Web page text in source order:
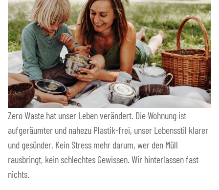
Zero Waste hat unser Leben verändert. Die Wohnung ist
aufgeräumter und nahezu Plastik-frei, unser Lebensstil klarer
und gesünder. Kein Stress mehr darum, wer den Müll
rausbringt, kein schlechtes Gewissen. Wir hinterlassen fast
nichts.